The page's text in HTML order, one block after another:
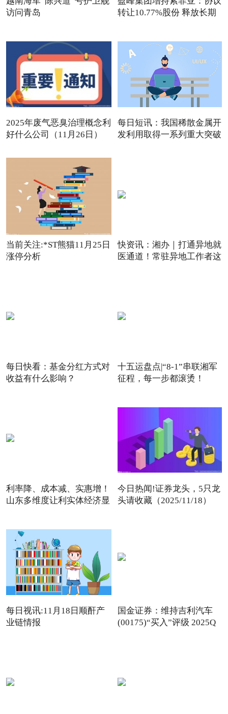
访问青岛
转让10.77%股份 释放长期
2025年废气恶臭治理概念利
好什么公司（11月26日）
每日短讯：我国稀散金属开
发利用取得一系列重大突破
当前关注:*ST熊猫11月25日
涨停分析
快资讯：湘办｜打通异地就
医通道！常驻异地工作者这
每日快看：基金分红方式对
收益有什么影响？
十五运盘点|“8-1”串联湘军
征程，每一步都滚烫！
利率降、成本减、实惠增！
山东多维度让利实体经济显
今日热闻!证券龙头，5只龙
头请收藏（2025/11/18）
每日视讯:11月18日顺酐产
业链情报
国金证券：维持吉利汽车
(00175)“买入”评级 2025Q